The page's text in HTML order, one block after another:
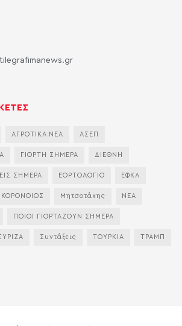
tilegrafimanews.gr
ΑΓΡΟΤΙΚΑ ΝΕΑ ΑΣΕΠ
ΓΙΟΡΤΗ ΣΗΜΕΡΑ ΔΙΕΘΝΗ
ΣΗΜΕΡΑ ΕΟΡΤΟΛΟΓΙΟ ΕΦΚΑ
ΚΟΡΟΝΟΙΟΣ Μητσοτάκης ΝΕΑ
ΠΟΙΟΙ ΓΙΟΡΤΑΖΟΥΝ ΣΗΜΕΡΑ
Συντάξεις ΤΟΥΡΚΙΑ ΤΡΑΜΠ